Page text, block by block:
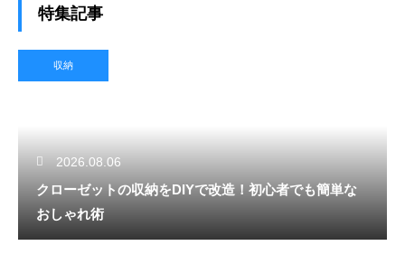
特集記事
収納
2026.08.06
クローゼットの収納をDIYで改造！初心者でも簡単な
おしゃれ術